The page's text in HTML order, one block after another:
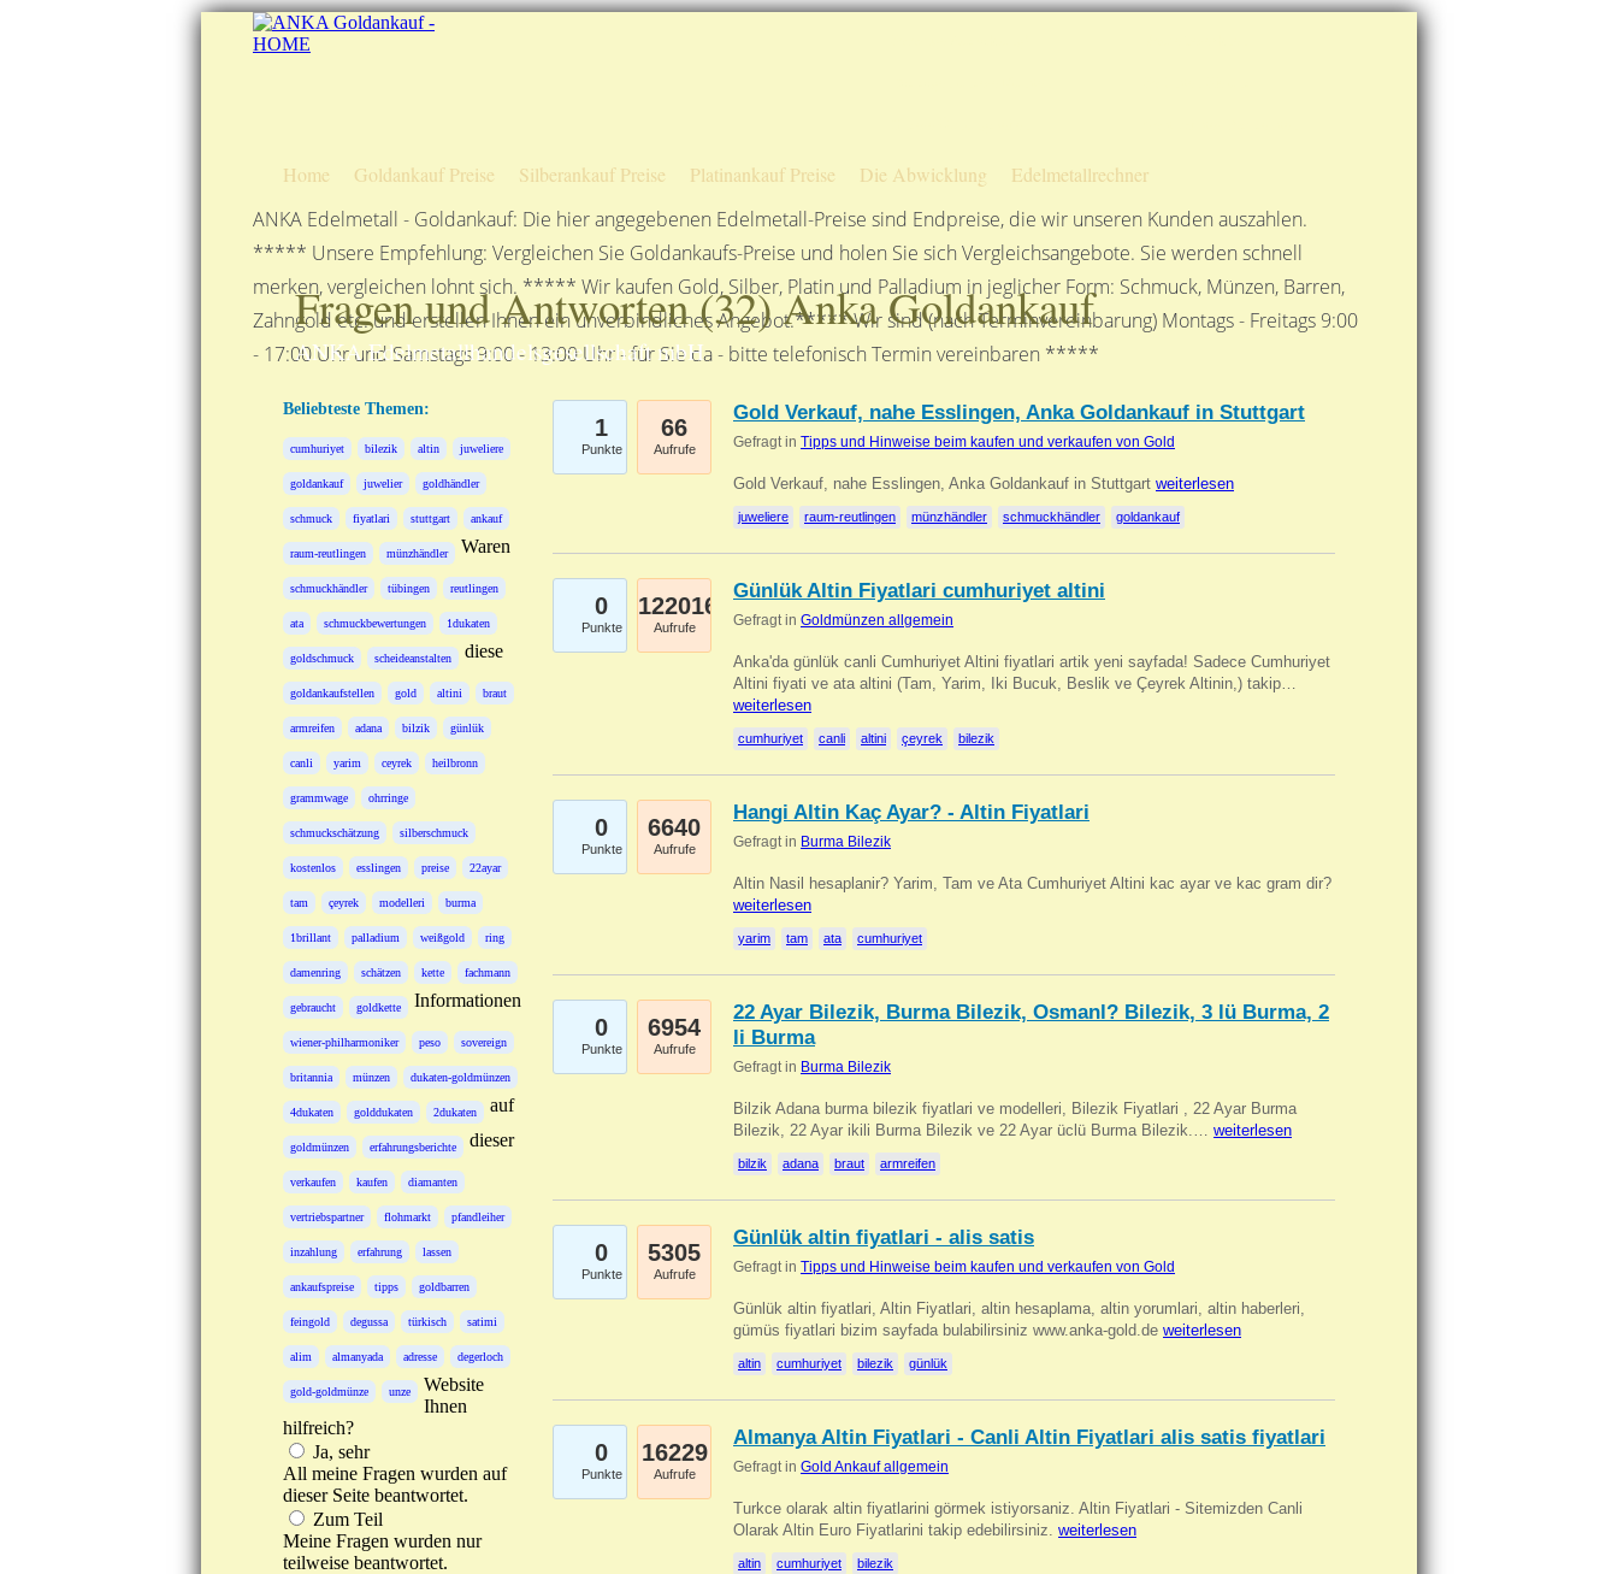
Home Goldankauf Preise Silberankauf Preise Platinankauf Preise Die Abwicklung Edelmetallrechner
ANKA Edelmetall - Goldankauf: Die hier angegebenen Edelmetall-Preise sind Endpreise, die wir unseren Kunden auszahlen.
***** Unsere Empfehlung: Vergleichen Sie Goldankaufs-Preise und holen Sie sich Vergleichsangebote. Sie werden schnell
merken, vergleichen lohnt sich. ***** Wir kaufen Gold, Silber, Platin und Palladium in jeglicher Form: Schmuck, Münzen, Barren,
Zahngold etc. und erstellen Ihnen ein unverbindliches Angebot.***** Wir sind (nach Terminvereinbarung) Montags - Freitags 9:00
- 17:00 Uhr und Samstags 9:00 - 13:00 Uhr - für Sie da - bitte telefonisch Termin vereinbaren *****
Fragen und Antworten (32) Anka Goldankauf
ANKA Edelmetallhandelsgesellschaft mbH
Beliebteste Themen:
cumhuriyet bilezik altin juweliere
goldankauf juwelier goldhändler
schmuck fiyatlari stuttgart ankauf
raum-reutlingen münzhändler
schmuckhändler tübingen reutlingen
ata schmuckbewertungen 1dukaten
goldschmuck scheideanstalten
goldankaufstellen gold altini braut
armreifen adana bilzik günlük
canli yarim ceyrek heilbronn
grammwage ohrringe
schmuckschätzung silberschmuck
kostenlos esslingen preise 22ayar
tam çeyrek modelleri burma
1brillant palladium weißgold ring
damenring schätzen kette fachmann
gebraucht goldkette
wiener-philharmoniker peso sovereign
britannia münzen dukaten-goldmünzen
4dukaten golddukaten 2dukaten
goldmünzen erfahrungsberichte
verkaufen kaufen diamanten
vertriebspartner flohmarkt pfandleiher
inzahlung erfahrung lassen
ankaufspreise tipps goldbarren
feingold degussa türkisch satimi
alim almanyada adresse degerloch
gold-goldmünze unze
Waren
diese
Informationen
auf
dieser
Website
Ihnen
hilfreich?
Ja, sehr
All meine Fragen wurden auf
dieser Seite beantwortet.
Zum Teil
Meine Fragen wurden nur
teilweise beantwortet.
1
Punkte
66
Aufrufe
Gold Verkauf, nahe Esslingen, Anka Goldankauf in Stuttgart
Gefragt in Tipps und Hinweise beim kaufen und verkaufen von Gold
Gold Verkauf, nahe Esslingen, Anka Goldankauf in Stuttgart weiterlesen
juweliere raum-reutlingen münzhändler schmuckhändler goldankauf
0
Punkte
122016
Aufrufe
Günlük Altin Fiyatlari cumhuriyet altini
Gefragt in Goldmünzen allgemein
Anka'da günlük canli Cumhuriyet Altini fiyatlari artik yeni sayfada! Sadece Cumhuriyet
Altini fiyati ve ata altini (Tam, Yarim, Iki Bucuk, Beslik ve Çeyrek Altinin,) takip…
weiterlesen
cumhuriyet canli altini çeyrek bilezik
0
Punkte
6640
Aufrufe
Hangi Altin Kaç Ayar? - Altin Fiyatlari
Gefragt in Burma Bilezik
Altin Nasil hesaplanir? Yarim, Tam ve Ata Cumhuriyet Altini kac ayar ve kac gram dir?
weiterlesen
yarim tam ata cumhuriyet
0
Punkte
6954
Aufrufe
22 Ayar Bilezik, Burma Bilezik, Osmanl? Bilezik, 3 lü Burma, 2
li Burma
Gefragt in Burma Bilezik
Bilzik Adana burma bilezik fiyatlari ve modelleri, Bilezik Fiyatlari , 22 Ayar Burma
Bilezik, 22 Ayar ikili Burma Bilezik ve 22 Ayar üclü Burma Bilezik.… weiterlesen
bilzik adana braut armreifen
0
Punkte
5305
Aufrufe
Günlük altin fiyatlari - alis satis
Gefragt in Tipps und Hinweise beim kaufen und verkaufen von Gold
Günlük altin fiyatlari, Altin Fiyatlari, altin hesaplama, altin yorumlari, altin haberleri,
gümüs fiyatlari bizim sayfada bulabilirsiniz www.anka-gold.de weiterlesen
altin cumhuriyet bilezik günlük
0
Punkte
16229
Aufrufe
Almanya Altin Fiyatlari - Canli Altin Fiyatlari alis satis fiyatlari
Gefragt in Gold Ankauf allgemein
Turkce olarak altin fiyatlarini görmek istiyorsaniz. Altin Fiyatlari - Sitemizden Canli
Olarak Altin Euro Fiyatlarini takip edebilirsiniz. weiterlesen
altin cumhuriyet bilezik